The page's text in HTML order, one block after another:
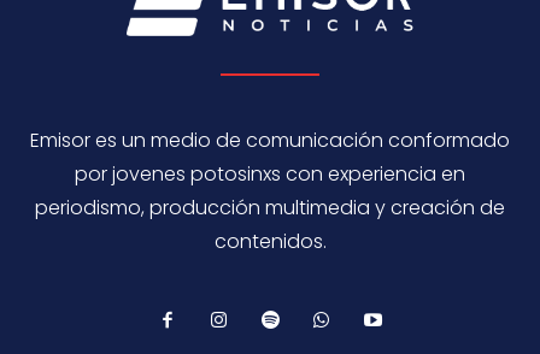
Emisor es un medio de comunicación conformado
por jovenes potosinxs con experiencia en
periodismo, producción multimedia y creación de
contenidos.